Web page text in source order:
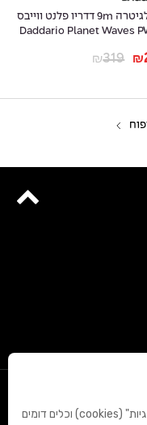
כבל לגיטרה 9m דדריו פלנט ווייבס
- Daddario Planet Waves
₪319 ₪
לידיעתכם, באתר זה נעשה שימוש ב"קבצי עוגיות" (cookies) וכלים דומים